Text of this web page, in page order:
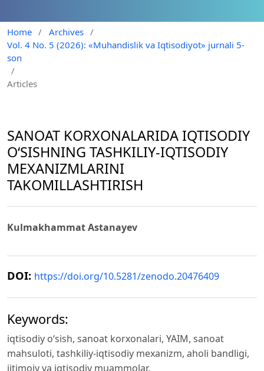
Home / Archives /
Vol. 4 No. 5 (2026): «Muhandislik va Iqtisodiyot» jurnali 5-
son
/
Articles
SANOAT KORXONALARIDA IQTISODIY
O‘SISHNING TASHKILIY-IQTISODIY
MEXANIZMLARINI
TAKOMILLASHTIRISH
Kulmakhammat Astanayev
DOI: https://doi.org/10.5281/zenodo.20476409
Keywords:
iqtisodiy o‘sish, sanoat korxonalari, YAIM, sanoat
mahsuloti, tashkiliy-iqtisodiy mexanizm, aholi bandligi,
ijtimoiy va iqtisodiy muammolar.